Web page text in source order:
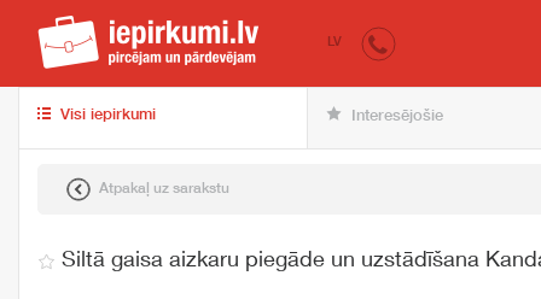
iepirkumi.lv
LV
Visi iepirkumi Interesējošie
Atpakaļ uz sarakstu
Siltā gaisa aizkaru piegāde un uzstādīšana